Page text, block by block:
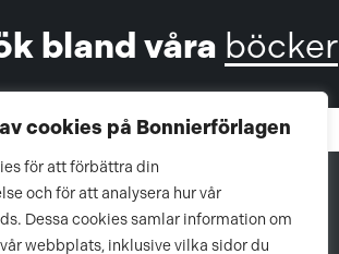
cookies på Bonnierförlagen
för att förbättra din
och för att analysera hur vår
Dessa cookies samlar information om
webbplats, inklusive vilka sidor du
bland våra böcker